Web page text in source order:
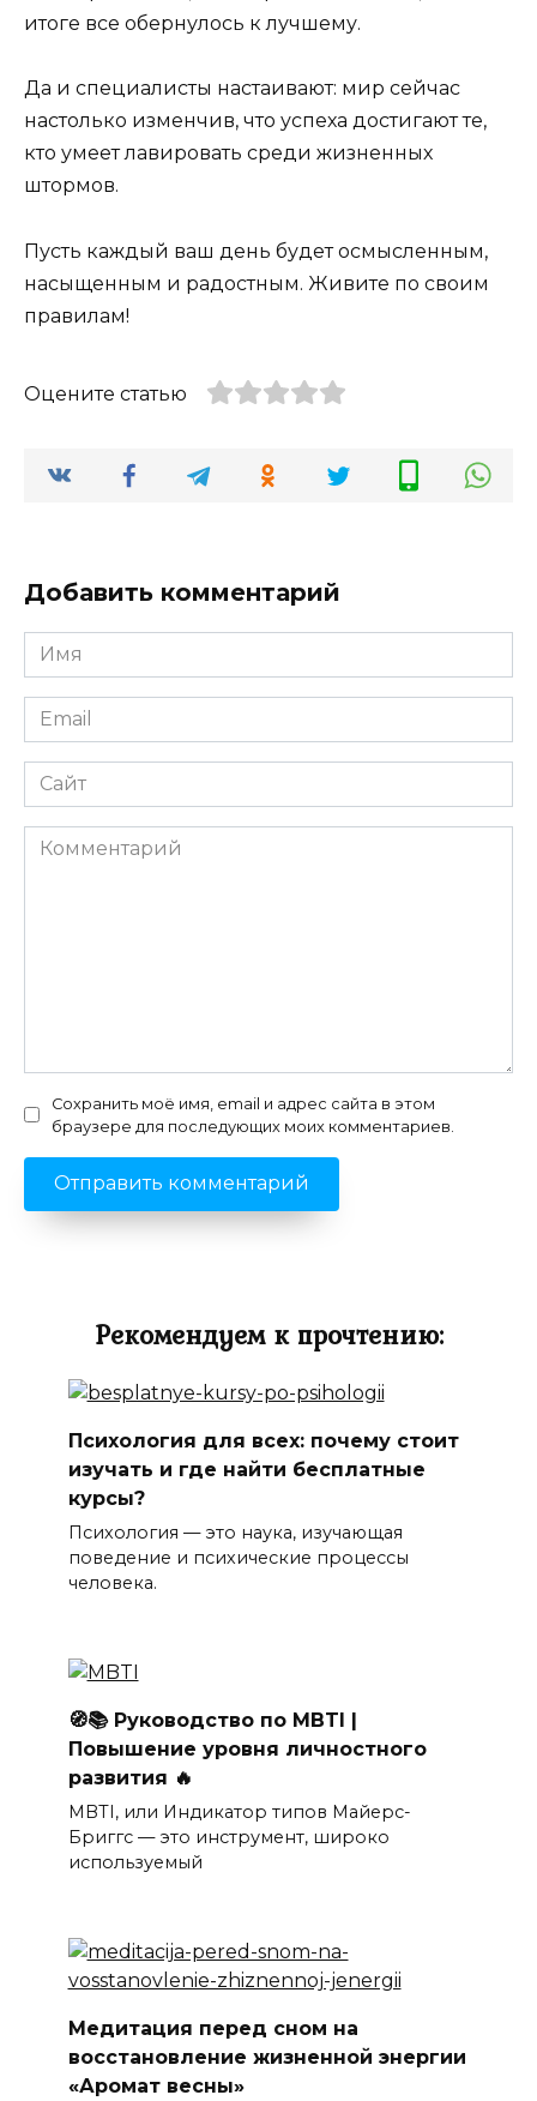
итоге все обернулось к лучшему.
Да и специалисты настаивают: мир сейчас
настолько изменчив, что успеха достигают те,
кто умеет лавировать среди жизненных
штормов.
Пусть каждый ваш день будет осмысленным,
насыщенным и радостным. Живите по своим
правилам!
Оцените статью
Добавить комментарий
Имя
*
Email
*
Сайт
Комментарий
Сохранить моё имя, email и адрес сайта в этом
браузере для последующих моих комментариев.
Рекомендуем к прочтению:
Психология для всех: почему стоит
изучать и где найти бесплатные
курсы?
Психология — это наука, изучающая
поведение и психические процессы
человека.
🧭📚 Руководство по MBTI |
Повышение уровня личностного
развития 🔥
MBTI, или Индикатор типов Майерс-
Бриггс — это инструмент, широко
используемый
Медитация перед сном на
восстановление жизненной энергии
«Аромат весны»